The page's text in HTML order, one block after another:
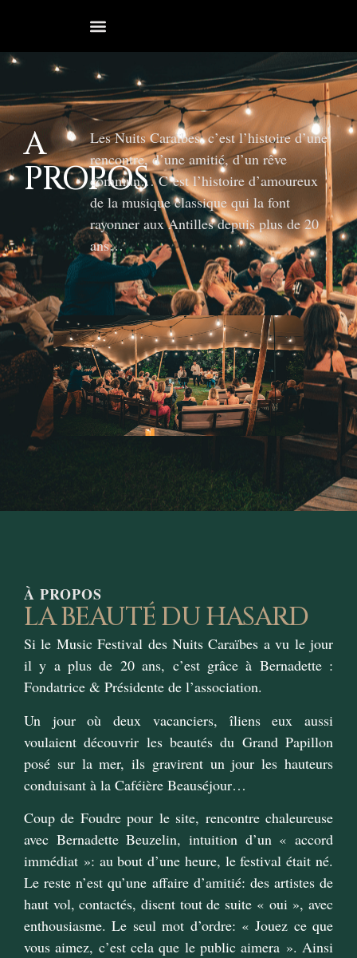
A
PROPOS
Les Nuits Caraïbes, c’est l’histoire d’une
rencontre, d’une amitié, d’un rêve
commun… C’est l’histoire d’amoureux
de la musique classique qui la font
rayonner aux Antilles depuis plus de 20
ans…
À PROPOS
LA BEAUTÉ DU HASARD
Si le Music Festival des Nuits Caraïbes a vu le jour
il y a plus de 20 ans, c’est grâce à Bernadette :
Fondatrice & Présidente de l’association.
Un jour où deux vacanciers, îliens eux aussi
voulaient découvrir les beautés du Grand Papillon
posé sur la mer, ils gravirent un jour les hauteurs
conduisant à la Caféière Beauséjour…
Coup de Foudre pour le site, rencontre chaleureuse
avec Bernadette Beuzelin, intuition d’un « accord
immédiat »: au bout d’une heure, le festival était né.
Le reste n’est qu’une affaire d’amitié: des artistes de
haut vol, contactés, disent tout de suite « oui », avec
enthousiasme. Le seul mot d’ordre: « Jouez ce que
vous aimez, c’est cela que le public aimera ». Ainsi